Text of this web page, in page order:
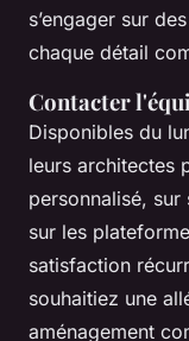
s’engager sur
chaque détail
Contacter
Disponibles du
leurs architectes
personnalisé,
sur les
satisfaction
souhaitiez une
aménagement